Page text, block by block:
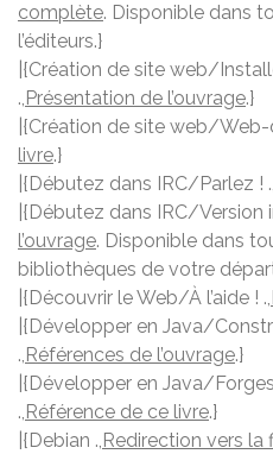
complète. Disponible dans
l’éditeurs.}
|{Création de site web/
., Présentation de l’ouvrage.}
|{Création de site web/Web-
livre.}
|{Débutez dans IRC/Parlez ! .,
|{Débutez dans IRC/Version
l’ouvrage. Disponible dans
bibliothèques de votre
|{Découvrir le Web/À l’aide ! .,
|{Développer en Java/
., Références de l’ouvrage.}
|{Développer en Java/
., Référence de ce livre.}
|{Debian ., Redirection vers